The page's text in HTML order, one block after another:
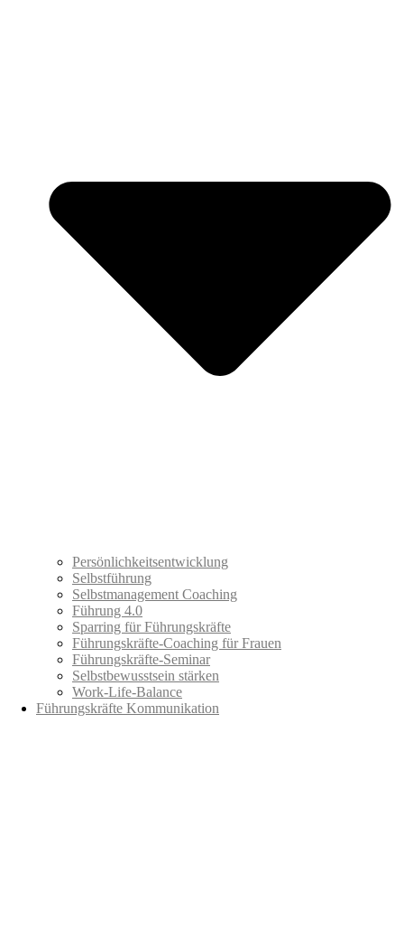
Persönlichkeitsentwicklung
Selbstführung
Selbstmanagement Coaching
Führung 4.0
Sparring für Führungskräfte
Führungskräfte-Coaching für Frauen
Führungskräfte-Seminar
Selbstbewusstsein stärken
Work-Life-Balance
Führungskräfte Kommunikation